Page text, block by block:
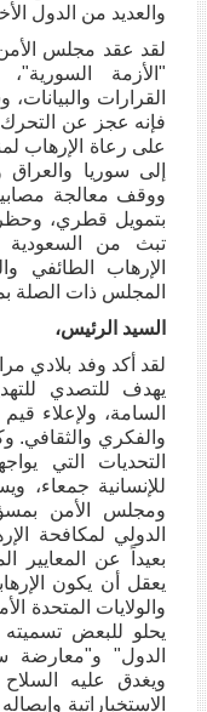
والعديد من الدول
لقد عقد مجلس
"الأزمة
القرارات
فإنه عجز عن
على رعاة الإرهاب
إلى سوريا
ووقف معالجة
بتمويل قطري، وحظر
تبث من
الإرهاب الطائفي
المجلس ذات الصلة
السيد الرئيس،
لقد أكد وفد بلادي
يهدف للتصدي
السامة، ولإعلاء
والفكري والثقافي.
التحديات التي
للإنسانية جمعاء،
ومجلس الأمن
الدولي لمكافحة
بعيداً عن المعايير
يعقل أن يكون
والولايات المتحدة
يحلو للبعض
الدول" و"معارضة
ويغدق عليه
الاستخباراتية